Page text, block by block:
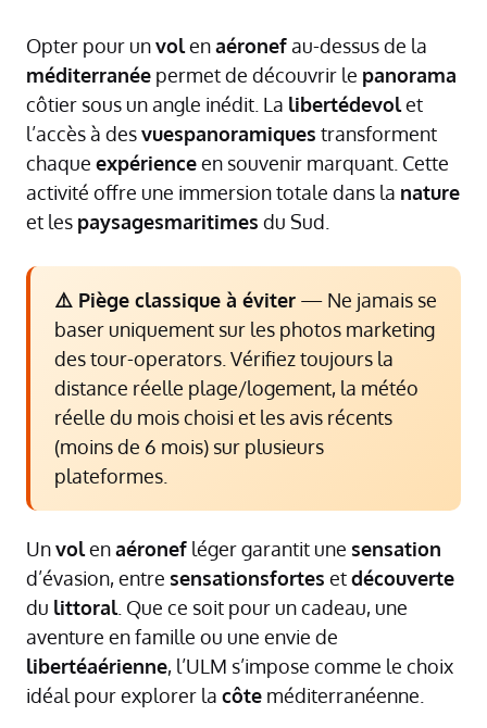
Opter pour unvolenaéronefau-dessus de la
méditerranée permet de découvrir le panorama
côtier sous un angle inédit. La libertédevolet
l’accès à desvuespanoramiques transforment
chaque expérienceen souvenir marquant. Cette
activité offre une immersion totale dans la nature
et les paysagesmaritimes du Sud.
⚠️ Piège classique à éviter — Ne jamais se
baser uniquement sur les photos marketing
des tour-operators. Vérifiez toujours la
distance réelle plage/logement, la météo
réelle du mois choisi et les avis récents
(moins de 6 mois) sur plusieurs
plateformes.
Unvolenaéronef léger garantit une sensation
d’évasion, entre sensationsfortes etdécouverte
du littoral. Que ce soit pour un cadeau, une
aventure en famille ou une envie de
libertéaérienne, l’ULM s’impose comme le choix
idéal pour explorer la côte méditerranéenne.